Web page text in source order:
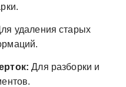
удаления старых
Для разборки и